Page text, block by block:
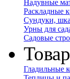
Надувные
Раскладные
Сундуки,
Урны для
Садовые
Гладильные